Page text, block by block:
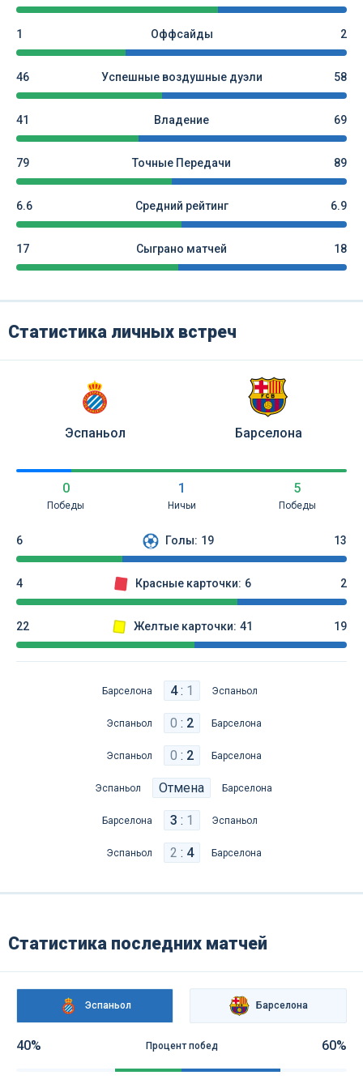
1 Оффсайды 2
46 Успешные воздушные дуэли 58
41 Владение 69
79 Точные Передачи 89
6.6 Средний рейтинг 6.9
17 Сыграно матчей 18
Статистика личных встреч
Эспаньол
0
Победы
1
Ничьи
5
Победы
Барселона
6 Голы: 19 13
4 Красные карточки: 6 2
22 Желтые карточки: 41 19
Барселона 4: 1 Эспаньол
Эспаньол 0 : 2 Барселона
Эспаньол 0 : 2 Барселона
Эспаньол Отмена Барселона
Барселона 3 : 1 Эспаньол
Эспаньол 2 : 4 Барселона
Статистика последних матчей
Эспаньол Барселона
40% Процент побед 60%